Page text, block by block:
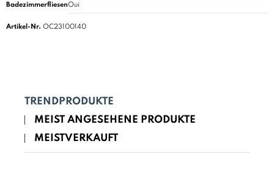
BadezimmerfliesenOui
Artikel-Nr. OC23100140
TRENDPRODUKTE
MEIST ANGESEHENE PRODUKTE
MEISTVERKAUFT